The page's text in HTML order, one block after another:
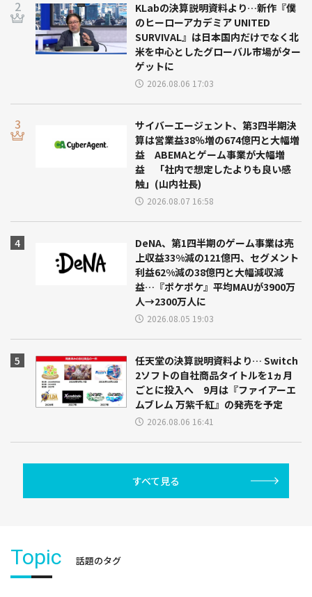
KLabの決算説明資料より…新作『僕
のヒーローアカデミア UNITED
SURVIVAL』は日本国内だけでなく北
米を中心としたグローバル市場がター
ゲットに
2026.08.06 17:03
サイバーエージェント、第3四半期決
算は営業益38％増の674億円と大幅増
益 ABEMAとゲーム事業が大幅増
益 「社内で想定したよりも良い感
触」(山内社長)
2026.08.07 16:58
DeNA、第1四半期のゲーム事業は売
上収益33%減の121億円、セグメント
利益62%減の38億円と大幅減収減
益…『ポケポケ』平均MAUが3900万
人→2300万人に
2026.08.05 19:03
任天堂の決算説明資料より… Switch
2ソフトの自社商品タイトルを1ヵ月
ごとに投入へ 9月は『ファイアーエ
ムブレム 万紫千紅』の発売を予定
2026.08.06 16:41
すべて見る
Topic 話題のタグ